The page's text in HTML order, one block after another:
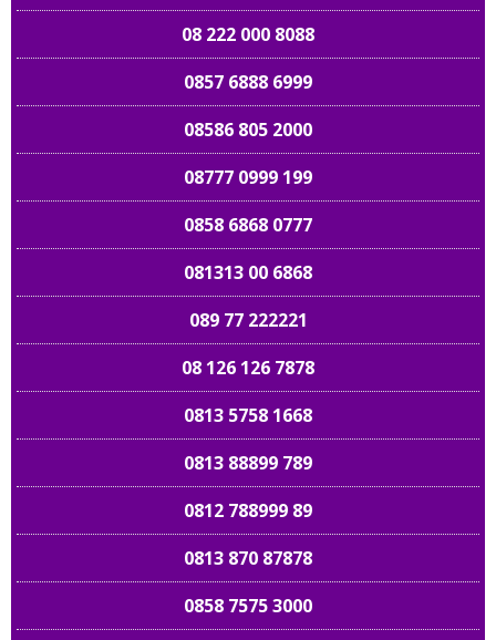
08 222 000 8088
0857 6888 6999
08586 805 2000
08777 0999 199
0858 6868 0777
081313 00 6868
089 77 222221
08 126 126 7878
0813 5758 1668
0813 88899 789
0812 788999 89
0813 870 87878
0858 7575 3000